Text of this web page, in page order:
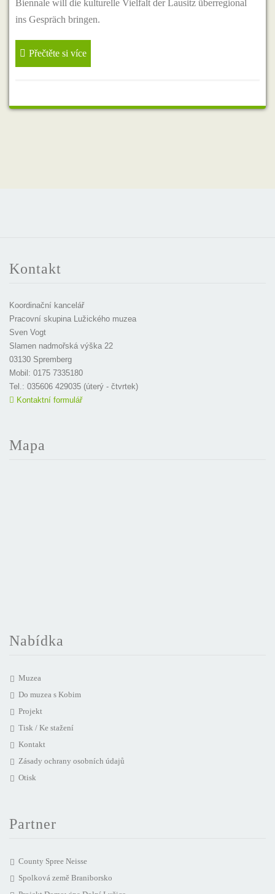
Biennale will die kulturelle Vielfalt der Lausitz überregional
ins Gespräch bringen.
Přečtěte si více
Kontakt
Koordinační kancelář
Pracovní skupina Lužického muzea
Sven Vogt
Slamen nadmořská výška 22
03130 Spremberg
Mobil: 0175 7335180
Tel.: 035606 429035 (úterý - čtvrtek)
Kontaktní formulář
Mapa
Nabídka
Muzea
Do muzea s Kobim
Projekt
Tisk / Ke stažení
Kontakt
Zásady ochrany osobních údajů
Otisk
Partner
County Spree Neisse
Spolková země Braniborsko